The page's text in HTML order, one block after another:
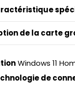
de la carte
Windows 11
de